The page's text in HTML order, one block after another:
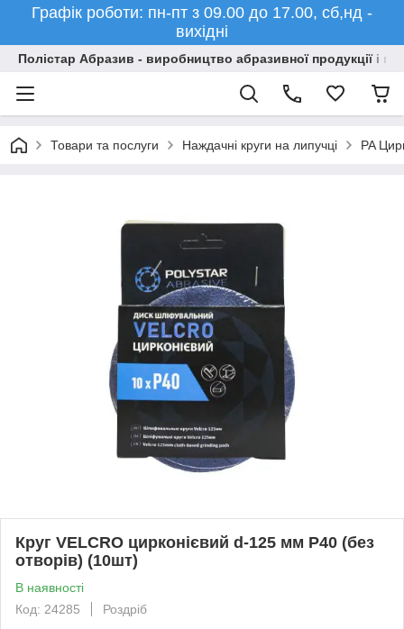
Графік роботи: пн-пт з 09.00 до 17.00, сб,нд -
вихідні
Полістар Абразив - виробництво абразивної продукції і
Товари та послуги Наждачні круги на липучці PA
Круг VELCRO цирконієвий d-125 мм P40 (без
отворів) (10шт)
В наявності
Код: 24285
Роздріб